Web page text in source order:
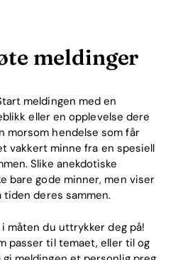
meldinger
meldingen med en
eller en opplevelse dere
morsom hendelse som får
vakkert minne fra en spesiell
Slike anekdotiske
bare gode minner, men viser
deres sammen.
måten du uttrykker deg på!
passer til temaet, eller til og